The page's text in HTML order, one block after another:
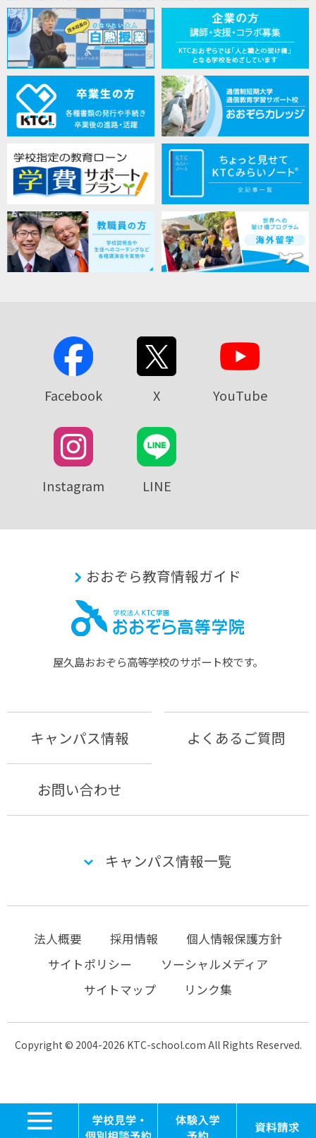
学校見学・個別相
体験入
Facebook X YouTube
Instagram LINE
おおぞら教育情報ガイド
屋久島おおぞら⾼等学校のサポート校です。
キャンパス情報 よくあるご質問
お問い合わせ
キャンパス情報一覧
法人概要 採用情報
個人情報保護方針
サイトポリシー
ソーシャルメディア
サイトマップ
リンク集
Copyright © 2004-2026 KTC-school.com All Rights Reserved.